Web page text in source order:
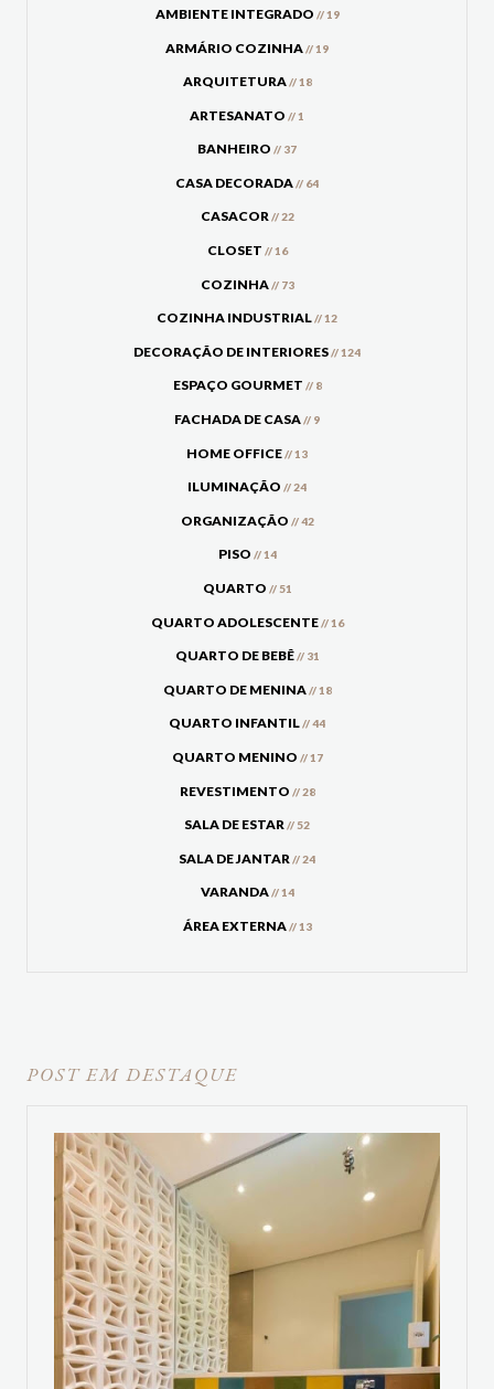
AMBIENTE INTEGRADO // 19
ARMÁRIO COZINHA// 19
ARQUITETURA// 18
ARTESANATO // 1
BANHEIRO // 37
CASA DECORADA// 64
CASACOR// 22
CLOSET // 16
COZINHA// 73
COZINHA INDUSTRIAL// 12
DECORAÇÃO DE INTERIORES// 124
ESPAÇO GOURMET // 8
FACHADA DE CASA// 9
HOME OFFICE// 13
ILUMINAÇÃO // 24
ORGANIZAÇÃO // 42
PISO // 14
QUARTO // 51
QUARTO ADOLESCENTE// 16
QUARTO DE BEBÊ// 31
QUARTO DE MENINA// 18
QUARTO INFANTIL// 44
QUARTO MENINO // 17
REVESTIMENTO // 28
SALA DE ESTAR// 52
SALA DE JANTAR // 24
VARANDA// 14
ÁREA EXTERNA// 13
POST EM DESTAQUE